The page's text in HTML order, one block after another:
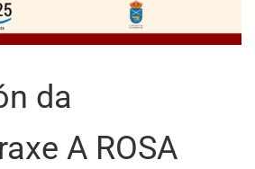
da
A ROSA